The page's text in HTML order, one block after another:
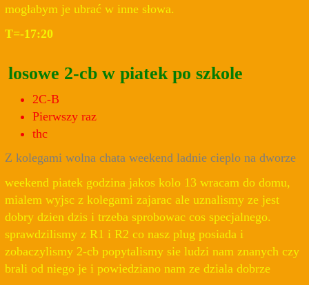
mogłabym je ubrać w inne słowa.
T=-17:20
losowe 2-cb w piatek po szkole
2C-B
Pierwszy raz
thc
Z kolegami wolna chata weekend ladnie cieplo na dworze
weekend piatek godzina jakos kolo 13 wracam do domu,
mialem wyjsc z kolegami zajarac ale uznalismy ze jest
dobry dzien dzis i trzeba sprobowac cos specjalnego.
sprawdzilismy z R1 i R2 co nasz plug posiada i
zobaczylismy 2-cb popytalismy sie ludzi nam znanych czy
brali od niego je i powiedziano nam ze dziala dobrze